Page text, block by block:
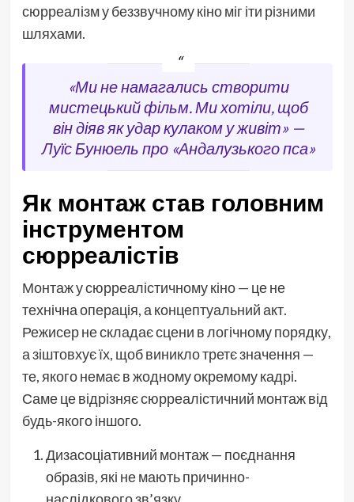
сюрреалізм у беззвучному кіно міг іти різними
шляхами.
«Ми не намагались створити
мистецький фільм. Ми хотіли, щоб
він діяв як удар кулаком у живіт» —
Луїс Бунюель про «Андалузького пса»
Як монтаж став головним
інструментом
сюрреалістів
Монтаж у сюрреалістичному кіно — це не
технічна операція, а концептуальний акт.
Режисер не складає сцени в логічному порядку,
а зіштовхує їх, щоб виникло третє значення —
те, якого немає в жодному окремому кадрі.
Саме це відрізняє сюрреалістичний монтаж від
будь-якого іншого.
Дизасоціативний монтаж — поєднання
образів, які не мають причинно-